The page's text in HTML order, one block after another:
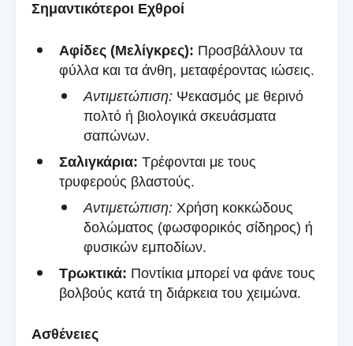
Σημαντικότεροι Εχθροί
Αφίδες (Μελίγκρες): Προσβάλλουν τα
φύλλα και τα άνθη, μεταφέροντας ιώσεις.
Αντιμετώπιση: Ψεκασμός με θερινό
πολτό ή βιολογικά σκευάσματα
σαπώνων.
Σαλιγκάρια: Τρέφονται με τους
τρυφερούς βλαστούς.
Αντιμετώπιση: Χρήση κοκκώδους
δολώματος (φωσφορικός σίδηρος) ή
φυσικών εμποδίων.
Τρωκτικά: Ποντίκια μπορεί να φάνε τους
βολβούς κατά τη διάρκεια του χειμώνα.
Ασθένειες